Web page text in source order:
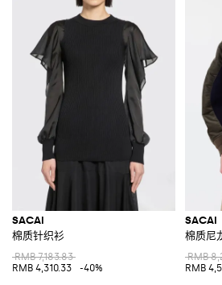
SACAI
棉质针织衫
RMB 7,183.83
RMB 4,310.33
-40%
SACAI
棉质尼
RMB
RMB